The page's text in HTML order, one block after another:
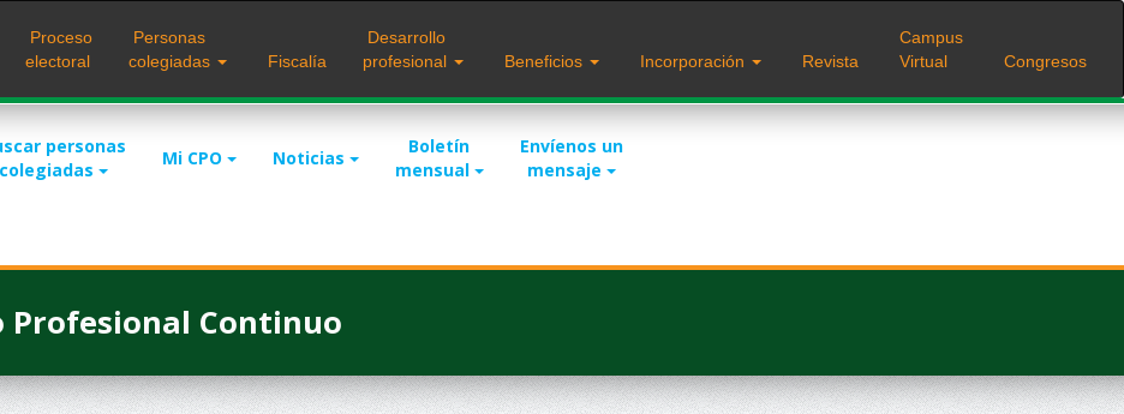
Proceso
electoral
Personas
colegiadas
Fiscalía
Desarrollo
profesional
Beneficios Incorporación Revista
Campus
Virtual
Congresos
personas
colegiadas
Mi CPO Noticias
Boletín
mensual
Envíenos un
mensaje
Profesional Continuo